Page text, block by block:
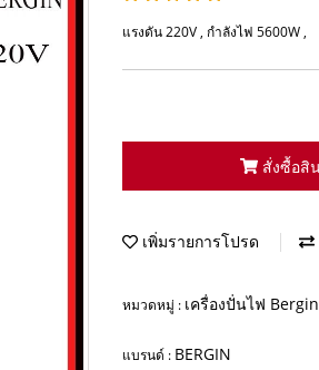
แรงดัน 220V , กำลังไฟ 5600W ,
สั่งซื้อสิ
เพิ่มรายการโปรด
หมวดหมู่ : เครื่องปั่นไฟ Bergin
แบรนด์ : BERGIN